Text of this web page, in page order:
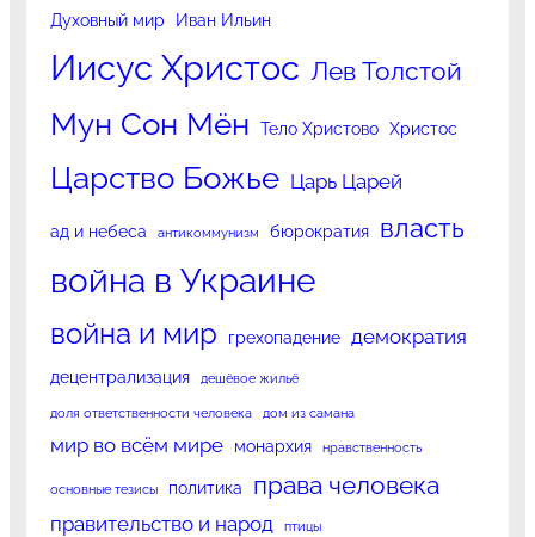
Духовный мир Иван Ильин
Иисус Христос Лев Толстой
Мун Сон Мён Тело Христово Христос
Царство Божье Царь Царей
ад и небеса антикоммунизм бюрократия власть
война в Украине
война и мир грехопадение демократия
децентрализация дешёвое жильё
доля ответственности человека дом из самана
мир во всём мире монархия нравственность
основные тезисы политика права человека
правительство и народ птицы